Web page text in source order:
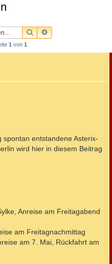
SUCHEERWEITERTE
1 von 1
entstandene Asterix-
wird hier in diesem Beitrag
Anreise am Freitagabend
am Freitagnachmittag
am 7. Mai, Rückfahrt am